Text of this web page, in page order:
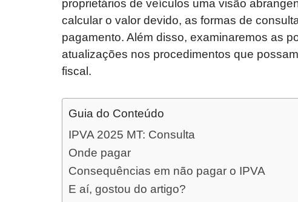
proprietários de veículos uma visão
calcular o valor devido, as formas de
pagamento. Além disso, examinaremos as
atualizações nos procedimentos que
fiscal.
Guia do Conteúdo
IPVA 2025 MT: Consulta
Onde pagar
Consequências em não pagar o IPVA
E aí, gostou do artigo?